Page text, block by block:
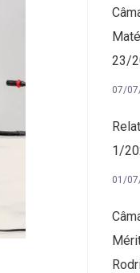
23/
07/
1/
01/